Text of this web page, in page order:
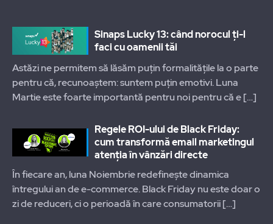
Sinaps Lucky 13: când norocul ți-l
faci cu oamenii tăi
Astăzi ne permitem să lăsăm puțin formalitățile la o parte
pentru că, recunoaștem: suntem puțin emotivi. Luna
Martie este foarte importantă pentru noi pentru că e[…]
Regele ROI-ului de Black Friday:
cum transformă email marketingul
atenția în vânzări directe
În fiecare an, luna Noiembrie redefinește dinamica
întregului an de e-commerce. Black Friday nu este doar o
zi de reduceri, ci o perioadă în care consumatorii[…]